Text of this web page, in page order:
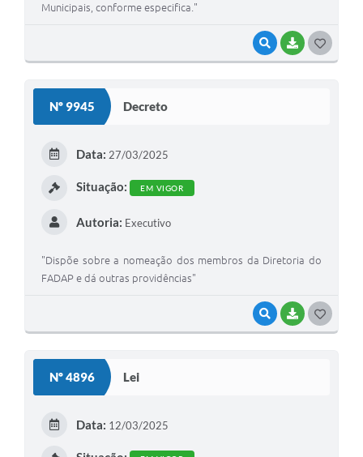
VISUALIZAR
BAIXAR
Municipais, conforme especifica."
Nº 9945 Decreto
VISUALIZAR
BAIXAR
Data: 27/03/2025
Situação: EM VIGOR
Autoria: Executivo
"Dispõe sobre a nomeação dos membros da Diretoria do
FADAP e dá outras providências"
Nº 4896 Lei
Data: 12/03/2025